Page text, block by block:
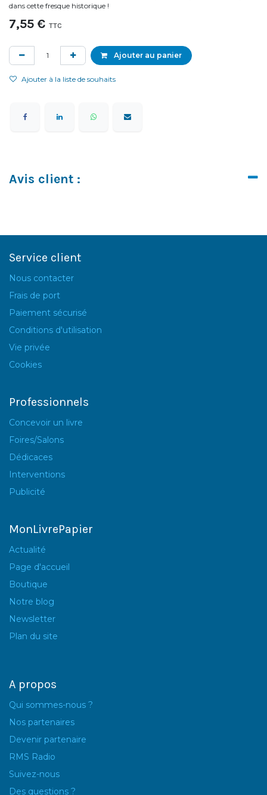
dans cette fresque historique !
7,55 € TTC
Ajouter au panier
Ajouter à la liste de souhaits
Avis client :
Service client
Nous contacter
Frais de port
Paiement sécurisé
Conditions d'utilisation
Vie privée
Cookies
Professionnels
Concevoir un livre
Foires/Salons
Dédicaces
Interventions
Publicité
MonLivrePapier
Actualité
Page d'accueil
Boutique
Notre blog
Newsletter
Plan du site
A propos
Qui sommes-nous ?
Nos partenaires
Devenir partenaire
RMS Radio
Suivez-nous
Des questions ?